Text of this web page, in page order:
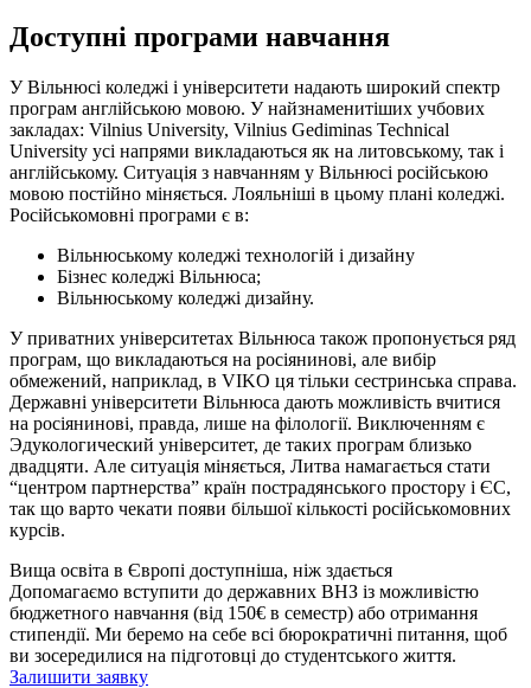
Доступні програми навчання
У Вільнюсі коледжі і університети надають широкий спектр
програм англійською мовою. У найзнаменитіших учбових
закладах: Vilnius University, Vilnius Gediminas Technical
University усі напрями викладаються як на литовському, так і
англійському. Ситуація з навчанням у Вільнюсі російською
мовою постійно міняється. Лояльніші в цьому плані коледжі.
Російськомовні програми є в:
Вільнюському коледжі технологій і дизайну
Бізнес коледжі Вільнюса;
Вільнюському коледжі дизайну.
У приватних університетах Вільнюса також пропонується ряд
програм, що викладаються на росіянинові, але вибір
обмежений, наприклад, в VIKO ця тільки сестринська справа.
Державні університети Вільнюса дають можливість вчитися
на росіянинові, правда, лише на філології. Виключенням є
Эдукологический університет, де таких програм близько
двадцяти. Але ситуація міняється, Литва намагається стати
“центром партнерства” країн пострадянського простору і ЄС,
так що варто чекати появи більшої кількості російськомовних
курсів.
Вища освіта в Європі доступніша, ніж здається
Допомагаємо вступити до державних ВНЗ із можливістю
бюджетного навчання (від 150€ в семестр) або отримання
стипендії. Ми беремо на себе всі бюрократичні питання, щоб
ви зосередилися на підготовці до студентського життя.
Залишити заявку